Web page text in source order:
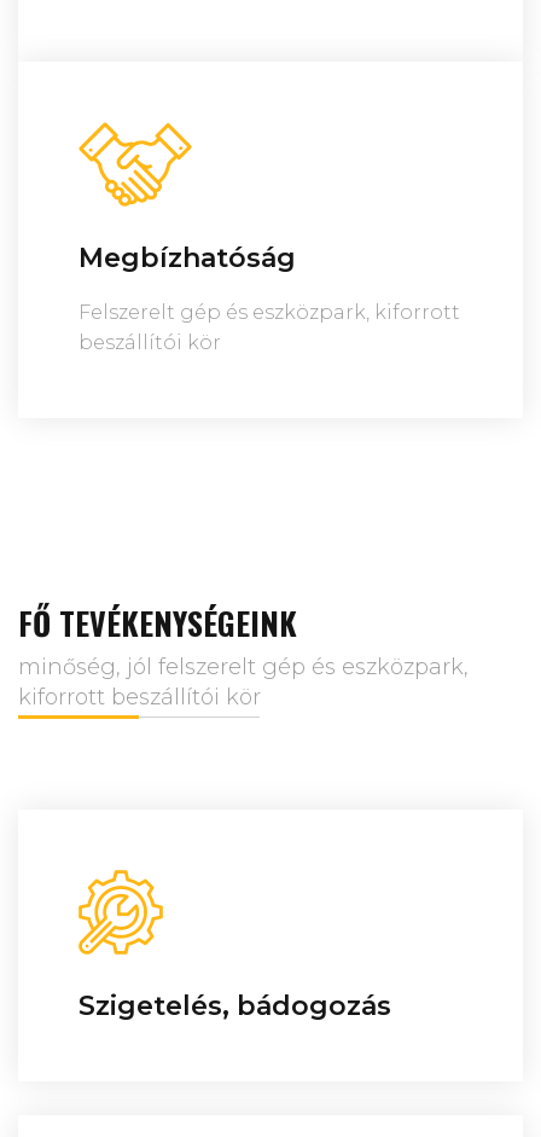
Megbízhatóság
Felszerelt gép és eszközpark, kiforrott
beszállítói kör
FŐ TEVÉKENYSÉGEINK
minőség, jól felszerelt gép és eszközpark,
kiforrott beszállítói kör
Szigetelés, bádogozás